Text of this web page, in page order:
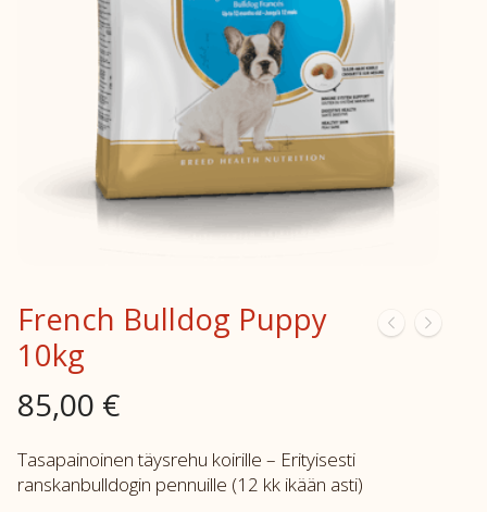
French Bulldog Puppy
10kg
85,00 €
Tasapainoinen täysrehu koirille – Erityisesti
ranskanbulldogin pennuille (12 kk ikään asti)